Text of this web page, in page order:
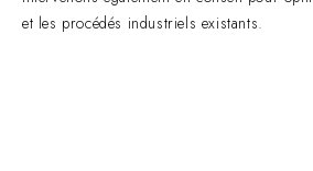
et les procédés industriels existants.